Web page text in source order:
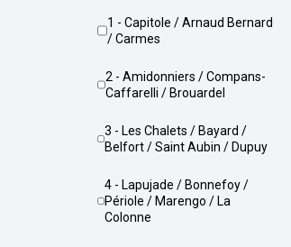
1 - Capitole / Arnaud Bernard
/ Carmes
2 - Amidonniers / Compans-
Caffarelli / Brouardel
3 - Les Chalets / Bayard /
Belfort / Saint Aubin / Dupuy
4 - Lapujade / Bonnefoy /
Périole / Marengo / La
Colonne